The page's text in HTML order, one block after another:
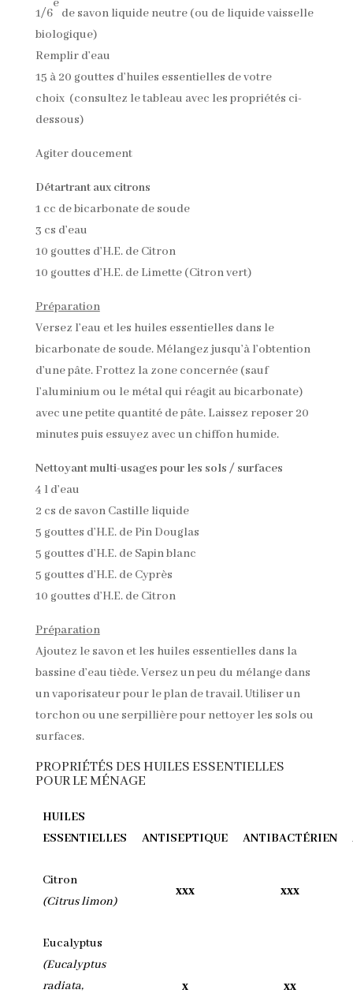
1/6
e
de savon liquide neutre (ou de liquide vaisselle
biologique)
Remplir d’eau
15 à 20 gouttes d’huiles essentielles de votre
choix (consultez le tableau avec les propriétés ci-
dessous)
Agiter doucement
Détartrant aux citrons
1 cc de bicarbonate de soude
3 cs d’eau
10 gouttes d’H.E. de Citron
10 gouttes d’H.E. de Limette (Citron vert)
Préparation
Versez l’eau et les huiles essentielles dans le
bicarbonate de soude. Mélangez jusqu’à l’obtention
d’une pâte. Frottez la zone concernée (sauf
l’aluminium ou le métal qui réagit au bicarbonate)
avec une petite quantité de pâte. Laissez reposer 20
minutes puis essuyez avec un chiffon humide.
Nettoyant multi-usages pour les sols / surfaces
4 l d’eau
2 cs de savon Castille liquide
5 gouttes d’H.E. de Pin Douglas
5 gouttes d’H.E. de Sapin blanc
5 gouttes d’H.E. de Cyprès
10 gouttes d’H.E. de Citron
Préparation
Ajoutez le savon et les huiles essentielles dans la
bassine d’eau tiède. Versez un peu du mélange dans
un vaporisateur pour le plan de travail.Utiliser un
torchon ou une serpillière pour nettoyer les sols ou
surfaces.
PROPRIÉTÉS DES HUILES ESSENTIELLES
POUR LE MÉNAGE
HUILES
ESSENTIELLES
ANTISEPTIQUE ANTIBACTÉRIEN
Citron
(Citrus limon)
xxx xxx
Eucalyptus
(Eucalyptus
radiata,
x xx